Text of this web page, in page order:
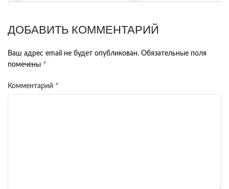
ДОБАВИТЬ КОММЕНТАРИЙ
Ваш адрес email не будет опубликован. Обязательные поля
помечены *
Комментарий *